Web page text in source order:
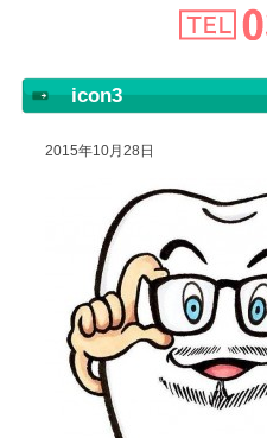
icon3
2015年10月28日